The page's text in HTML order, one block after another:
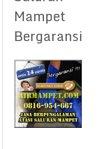
Mampet
Bergaransi